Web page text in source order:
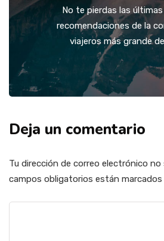
No te pierdas las
recomendaciones de la
viajeros más grande
Deja un comentario
Tu dirección de correo electrónico no
campos obligatorios están marcados